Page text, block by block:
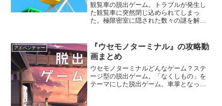
観覧車の脱出ゲーム。トラブルが発生し
た観覧車に突然閉じ込められてしまっ
た。極限密室に隠された数々の謎を解き
多彩な謎解きギミックと解く楽しさが味
わえるぞ。
アドベンチャー
『ウセモノターミナル』の攻略動
画まとめ
ウセモノターミナルどんなゲーム？ステ
ージ型の脱出ゲーム。「なくしもの」を
テーマにした脱出ゲーム。車掌となっ